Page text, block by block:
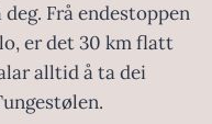
Frå endestoppen
er det 30 km flatt
alltid å ta dei